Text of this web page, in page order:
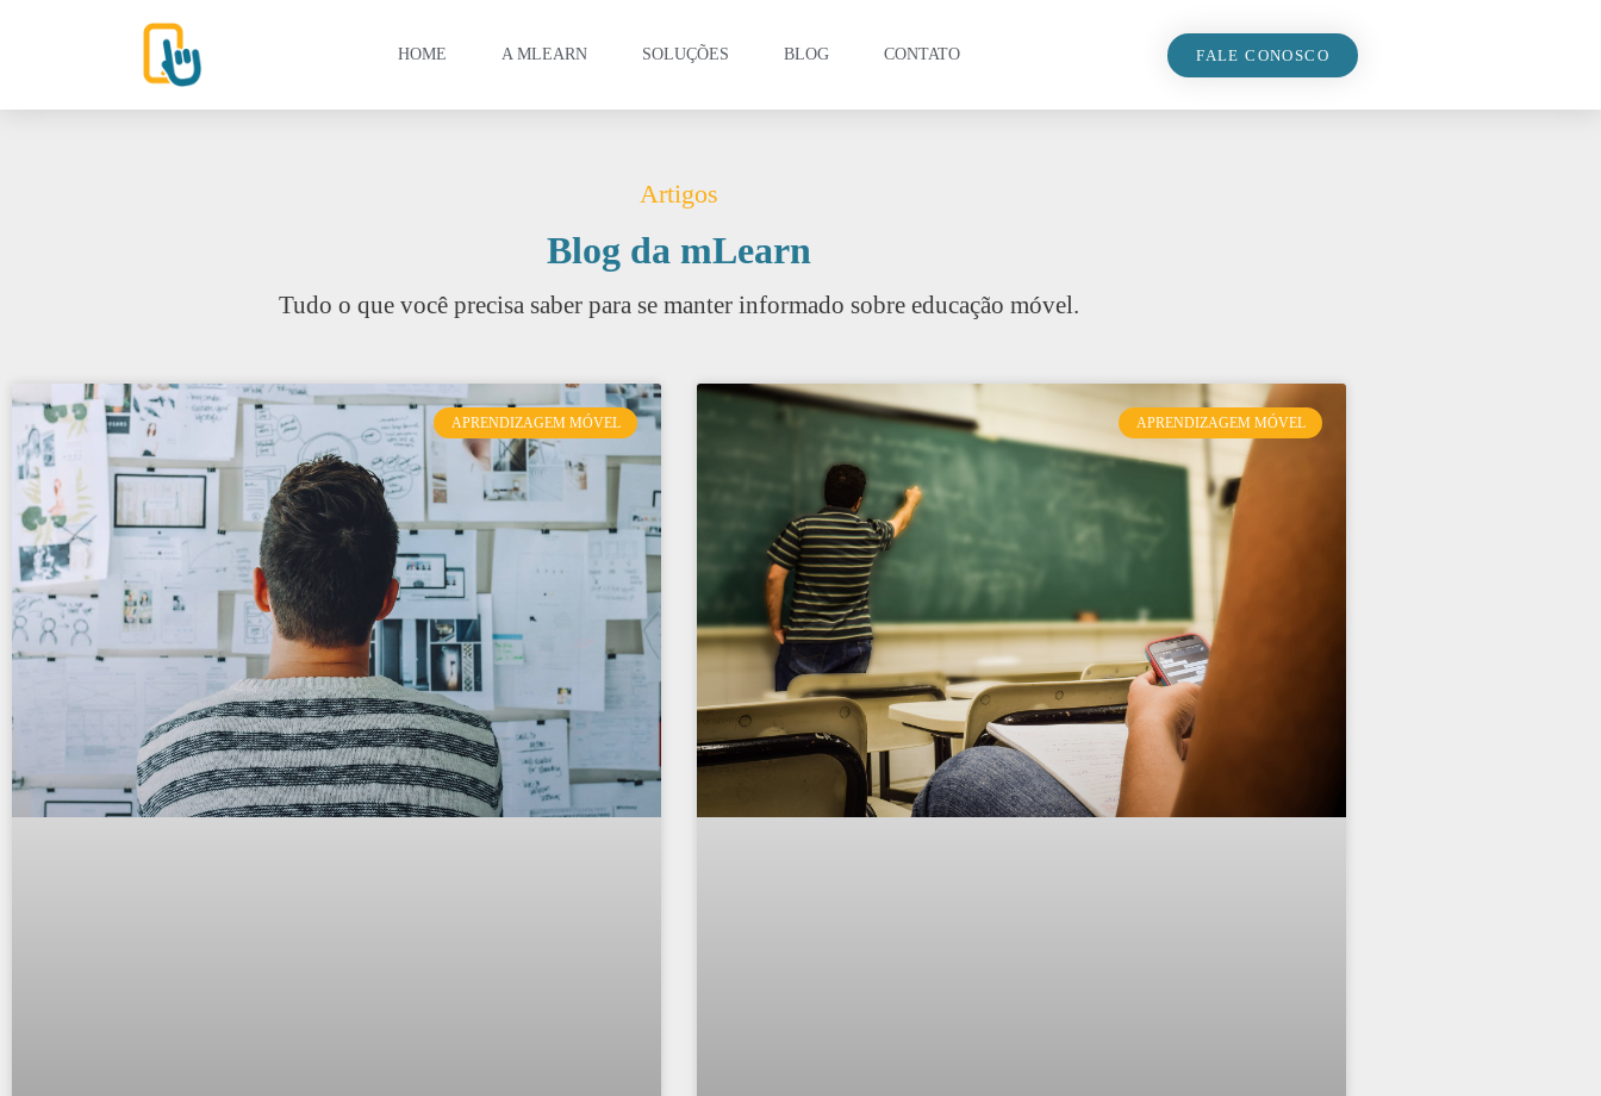
HOME A MLEARN SOLUÇÕES BLOG CONTATO FALE CONOSCO
Artigos
Blog da mLearn
Tudo o que você precisa saber para se manter informado sobre educação móvel.
APRENDIZAGEM MÓVEL APRENDIZAGEM MÓVEL